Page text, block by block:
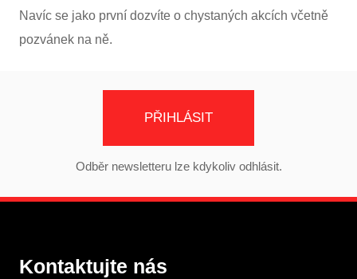
Navíc se jako první dozvíte o chystaných akcích včetně
pozvánek na ně.
PŘIHLÁSIT
Odběr newsletteru lze kdykoliv odhlásit.
Kontaktujte nás